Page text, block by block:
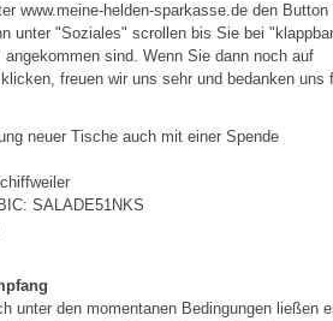
www.meine-helden-sparkasse.de den Button
unter "Soziales" scrollen bis Sie bei
sind. Wenn Sie dann noch auf
freuen wir uns sehr und bedanken uns
neuer Tische auch mit einer Spende
SALADE51NKS
unter den momentanen Bedingungen ließen